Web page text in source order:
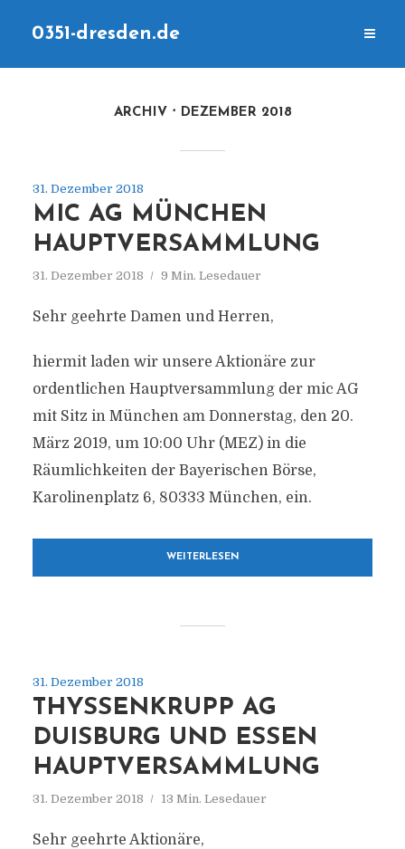
0351-dresden.de
ARCHIV DEZEMBER 2018
31. Dezember 2018
MIC AG MÜNCHEN
HAUPTVERSAMMLUNG
31. Dezember 2018 9 Min. Lesedauer
Sehr geehrte Damen und Herren,
hiermit laden wir unsere Aktionäre zur
ordentlichen Hauptversammlung der mic AG
mit Sitz in München am Donnerstag, den 20.
März 2019, um 10:00 Uhr (MEZ) in die
Räumlichkeiten der Bayerischen Börse,
Karolinenplatz 6, 80333 München, ein.
WEITERLESEN
31. Dezember 2018
THYSSENKRUPP AG
DUISBURG UND ESSEN
HAUPTVERSAMMLUNG
31. Dezember 2018 13 Min. Lesedauer
Sehr geehrte Aktionäre,